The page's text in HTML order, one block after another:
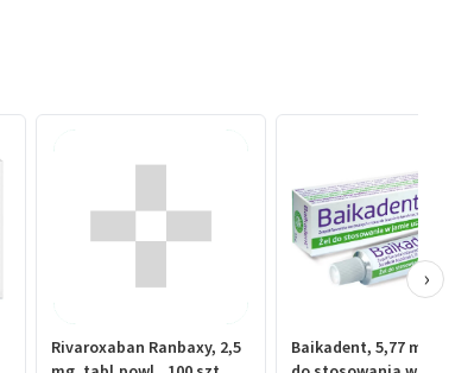
Rivaroxaban Ranbaxy, 2,5
Baikadent, 5,77 mg / g, żel
›